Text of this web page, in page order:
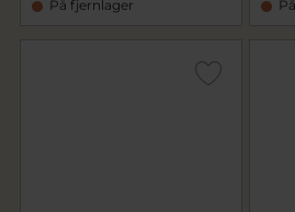
På fjernlager